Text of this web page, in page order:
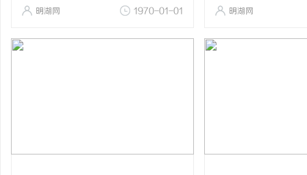
明湖网 1970-01-01 明湖网